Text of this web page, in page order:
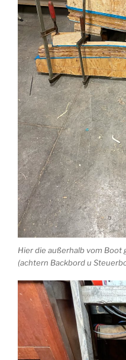
Hier die außerhalb vom
(achtern Backbord u